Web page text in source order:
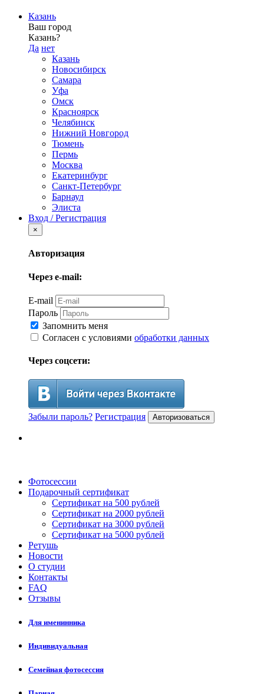
Казань
Ваш город
Казань?
Да нет
Казань
Новосибирск
Самара
Уфа
Омск
Красноярск
Челябинск
Нижний Новгород
Тюмень
Пермь
Москва
Екатеринбург
Санкт-Петербург
Барнаул
Элиста
Вход / Регистрация
×
Авторизация
Через e-mail:
E-mail
Пароль
Запомнить меня
Согласен с условиями обработки данных
Через соцсети:
Забыли пароль? Регистрация Авторизоваться
Фотосессии
Подарочный сертификат
Сертификат на 500 рублей
Сертификат на 2000 рублей
Сертификат на 3000 рублей
Сертификат на 5000 рублей
Ретушь
Новости
О студии
Контакты
FAQ
Отзывы
Для именинника
Индивидуальная
Семейная фотосессия